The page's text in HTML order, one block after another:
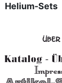
Helium-Sets